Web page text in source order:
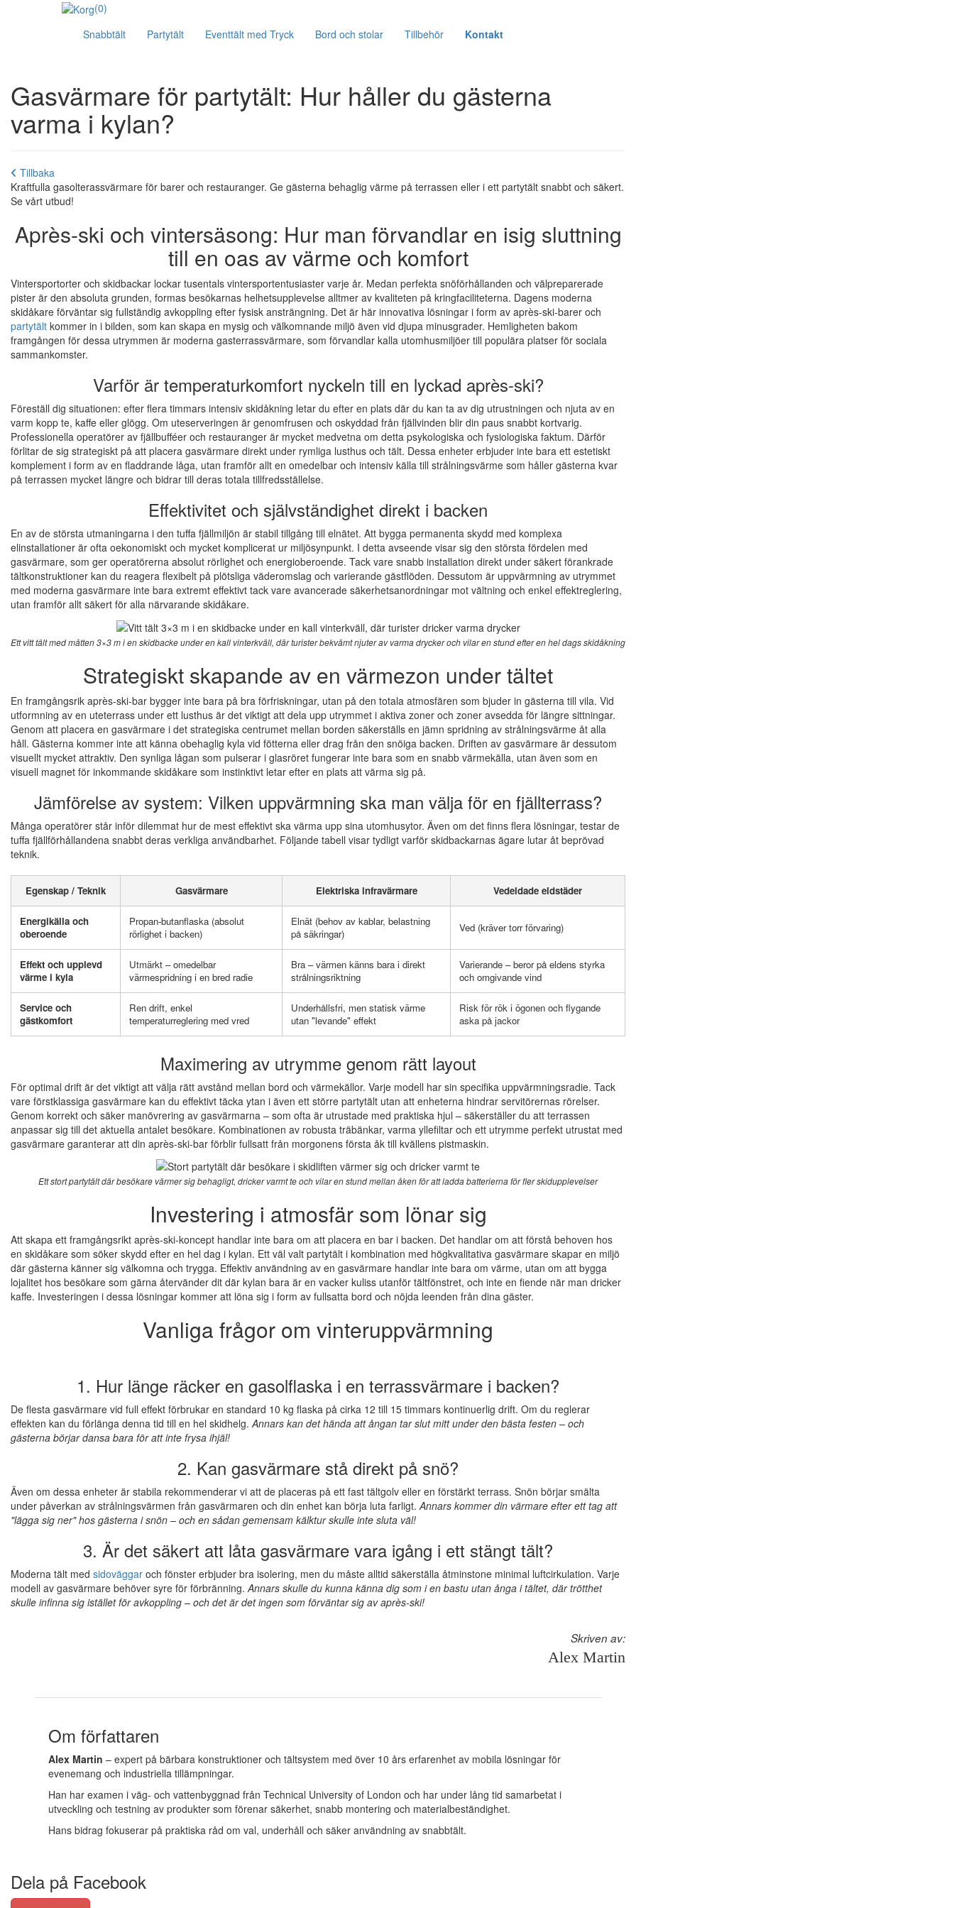
(0)
Snabbtält
Partytält Eventtält med Tryck Bord och stolar Tillbehör Kontakt
Gasvärmare för partytält: Hur håller du gästerna
varma i kylan?
Tillbaka
Kraftfulla gasolterassvärmare för barer och restauranger. Ge gästerna behaglig värme på terrassen eller i ett partytält snabbt och säkert.
Se vårt utbud!
Après-ski och vintersäsong: Hur man förvandlar en isig sluttning
till en oas av värme och komfort
Vintersportorter och skidbackar lockar tusentals vintersportentusiaster varje år. Medan perfekta snöförhållanden och välpreparerade
pister är den absoluta grunden, formas besökarnas helhetsupplevelse alltmer av kvaliteten på kringfaciliteterna. Dagens moderna
skidåkare förväntar sig fullständig avkoppling efter fysisk ansträngning. Det är här innovativa lösningar i form av après-ski-barer och
partytält kommer in i bilden, som kan skapa en mysig och välkomnande miljö även vid djupa minusgrader. Hemligheten bakom
framgången för dessa utrymmen är moderna gasterrassvärmare, som förvandlar kalla utomhusmiljöer till populära platser för sociala
sammankomster.
Varför är temperaturkomfort nyckeln till en lyckad après-ski?
Föreställ dig situationen: efter flera timmars intensiv skidåkning letar du efter en plats där du kan ta av dig utrustningen och njuta av en
varm kopp te, kaffe eller glögg. Om uteserveringen är genomfrusen och oskyddad från fjällvinden blir din paus snabbt kortvarig.
Professionella operatörer av fjällbufféer och restauranger är mycket medvetna om detta psykologiska och fysiologiska faktum. Därför
förlitar de sig strategiskt på att placera gasvärmare direkt under rymliga lusthus och tält. Dessa enheter erbjuder inte bara ett estetiskt
komplement i form av en fladdrande låga, utan framför allt en omedelbar och intensiv källa till strålningsvärme som håller gästerna kvar
på terrassen mycket längre och bidrar till deras totala tillfredsställelse.
Effektivitet och självständighet direkt i backen
En av de största utmaningarna i den tuffa fjällmiljön är stabil tillgång till elnätet. Att bygga permanenta skydd med komplexa
elinstallationer är ofta oekonomiskt och mycket komplicerat ur miljösynpunkt. I detta avseende visar sig den största fördelen med
gasvärmare, som ger operatörerna absolut rörlighet och energioberoende. Tack vare snabb installation direkt under säkert förankrade
tältkonstruktioner kan du reagera flexibelt på plötsliga väderomslag och varierande gästflöden. Dessutom är uppvärmning av utrymmet
med moderna gasvärmare inte bara extremt effektivt tack vare avancerade säkerhetsanordningar mot vältning och enkel effektreglering,
utan framför allt säkert för alla närvarande skidåkare.
Ett vitt tält med måtten 3×3 m i en skidbacke under en kall vinterkväll, där turister bekvämt njuter av varma drycker och vilar en stund efter en hel dags skidåkning
Strategiskt skapande av en värmezon under tältet
En framgångsrik après-ski-bar bygger inte bara på bra förfriskningar, utan på den totala atmosfären som bjuder in gästerna till vila. Vid
utformning av en uteterrass under ett lusthus är det viktigt att dela upp utrymmet i aktiva zoner och zoner avsedda för längre sittningar.
Genom att placera en gasvärmare i det strategiska centrumet mellan borden säkerställs en jämn spridning av strålningsvärme åt alla
håll. Gästerna kommer inte att känna obehaglig kyla vid fötterna eller drag från den snöiga backen. Driften av gasvärmare är dessutom
visuellt mycket attraktiv. Den synliga lågan som pulserar i glasröret fungerar inte bara som en snabb värmekälla, utan även som en
visuell magnet för inkommande skidåkare som instinktivt letar efter en plats att värma sig på.
Jämförelse av system: Vilken uppvärmning ska man välja för en fjällterrass?
Många operatörer står inför dilemmat hur de mest effektivt ska värma upp sina utomhusytor. Även om det finns flera lösningar, testar de
tuffa fjällförhållandena snabbt deras verkliga användbarhet. Följande tabell visar tydligt varför skidbackarnas ägare lutar åt beprövad
teknik.
Egenskap / Teknik Gasvärmare Elektriska infravärmare Vedeldade eldstäder
Energikälla och
oberoende
Propan-butanflaska (absolut
rörlighet i backen)
Elnät (behov av kablar, belastning
på säkringar)
Ved (kräver torr förvaring)
Effekt och upplevd
värme i kyla
Utmärkt – omedelbar
värmespridning i en bred radie
Bra – värmen känns bara i direkt
strålningsriktning
Varierande – beror på eldens styrka
och omgivande vind
Service och
gästkomfort
Ren drift, enkel
temperaturreglering med vred
Underhållsfri, men statisk värme
utan "levande" effekt
Risk för rök i ögonen och flygande
aska på jackor
Maximering av utrymme genom rätt layout
För optimal drift är det viktigt att välja rätt avstånd mellan bord och värmekällor. Varje modell har sin specifika uppvärmningsradie. Tack
vare förstklassiga gasvärmare kan du effektivt täcka ytan i även ett större partytält utan att enheterna hindrar servitörernas rörelser.
Genom korrekt och säker manövrering av gasvärmarna – som ofta är utrustade med praktiska hjul – säkerställer du att terrassen
anpassar sig till det aktuella antalet besökare. Kombinationen av robusta träbänkar, varma yllefiltar och ett utrymme perfekt utrustat med
gasvärmare garanterar att din après-ski-bar förblir fullsatt från morgonens första åk till kvällens pistmaskin.
Ett stort partytält där besökare värmer sig behagligt, dricker varmt te och vilar en stund mellan åken för att ladda batterierna för fler skidupplevelser
Investering i atmosfär som lönar sig
Att skapa ett framgångsrikt après-ski-koncept handlar inte bara om att placera en bar i backen. Det handlar om att förstå behoven hos
en skidåkare som söker skydd efter en hel dag i kylan. Ett väl valt partytält i kombination med högkvalitativa gasvärmare skapar en miljö
där gästerna känner sig välkomna och trygga. Effektiv användning av en gasvärmare handlar inte bara om värme, utan om att bygga
lojalitet hos besökare som gärna återvänder dit där kylan bara är en vacker kuliss utanför tältfönstret, och inte en fiende när man dricker
kaffe. Investeringen i dessa lösningar kommer att löna sig i form av fullsatta bord och nöjda leenden från dina gäster.
Vanliga frågor om vinteruppvärmning
1. Hur länge räcker en gasolflaska i en terrassvärmare i backen?
De flesta gasvärmare vid full effekt förbrukar en standard 10 kg flaska på cirka 12 till 15 timmars kontinuerlig drift. Om du reglerar
effekten kan du förlänga denna tid till en hel skidhelg. Annars kan det hända att ångan tar slut mitt under den bästa festen – och
gästerna börjar dansa bara för att inte frysa ihjäl!
2. Kan gasvärmare stå direkt på snö?
Även om dessa enheter är stabila rekommenderar vi att de placeras på ett fast tältgolv eller en förstärkt terrass. Snön börjar smälta
under påverkan av strålningsvärmen från gasvärmaren och din enhet kan börja luta farligt. Annars kommer din värmare efter ett tag att
"lägga sig ner" hos gästerna i snön – och en sådan gemensam kälktur skulle inte sluta väl!
3. Är det säkert att låta gasvärmare vara igång i ett stängt tält?
Moderna tält med sidoväggar och fönster erbjuder bra isolering, men du måste alltid säkerställa åtminstone minimal luftcirkulation. Varje
modell av gasvärmare behöver syre för förbränning. Annars skulle du kunna känna dig som i en bastu utan ånga i tältet, där trötthet
skulle infinna sig istället för avkoppling – och det är det ingen som förväntar sig av après-ski!
Skriven av:
Alex Martin
Om författaren
Alex Martin – expert på bärbara konstruktioner och tältsystem med över 10 års erfarenhet av mobila lösningar för
evenemang och industriella tillämpningar.
Han har examen i väg- och vattenbyggnad från Technical University of London och har under lång tid samarbetat i
utveckling och testning av produkter som förenar säkerhet, snabb montering och materialbeständighet.
Hans bidrag fokuserar på praktiska råd om val, underhåll och säker användning av snabbtält.
Dela på Facebook